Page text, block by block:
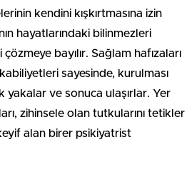
kendini kışkırtmasına izin
hayatlarındaki bilinmezleri
bayılır. Sağlam hafızaları
sayesinde, kurulması
yakalar ve sonuca ulaşırlar. Yer
zihinsele olan tutkularını tetikler
alan birer psikiyatrist